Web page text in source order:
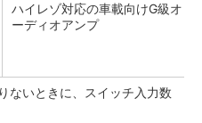
ハイレゾ対応の車載向けG級オ
ーディオアンプ
ないときに、スイッチ入力数